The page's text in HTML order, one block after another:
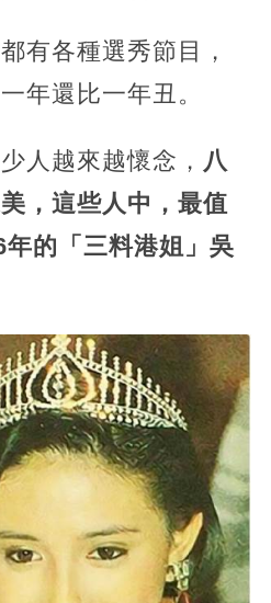
有各種選秀節目，
年還比一年丑。
人越來越懷念， 八
，這些人中，最值
的「三料港姐」吳